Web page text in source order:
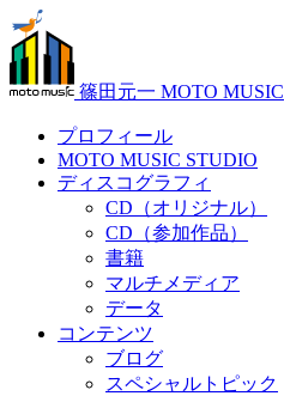
篠田元一 MOTO MUSIC
プロフィール
MOTO MUSIC STUDIO
ディスコグラフィ
CD（オリジナル）
CD（参加作品）
書籍
マルチメディア
データ
コンテンツ
ブログ
スペシャルトピック